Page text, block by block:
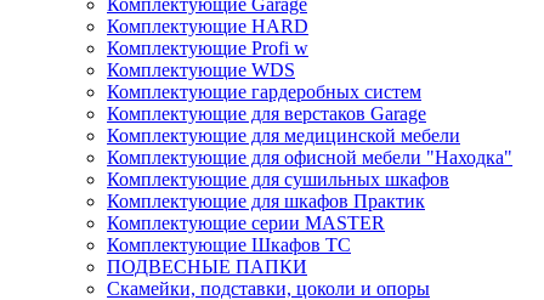
Комплектующие Garage
Комплектующие HARD
Комплектующие Profi w
Комплектующие WDS
Комплектующие гардеробных систем
Комплектующие для верстаков Garage
Комплектующие для медицинской мебели
Комплектующие для офисной мебели "Находка"
Комплектующие для сушильных шкафов
Комплектующие для шкафов Практик
Комплектующие серии MASTER
Комплектующие Шкафов ТС
ПОДВЕСНЫЕ ПАПКИ
Скамейки, подставки, цоколи и опоры